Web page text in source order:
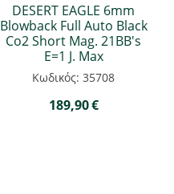
DESERT EAGLE 6mm
Blowback Full Auto Black
Co2 Short Mag. 21BB's
E=1 J. Max
Κωδικός: 35708
189,90€